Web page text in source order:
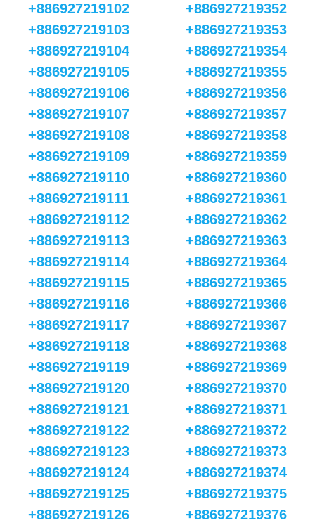
+886927219102
+886927219103
+886927219104
+886927219105
+886927219106
+886927219107
+886927219108
+886927219109
+886927219110
+886927219111
+886927219112
+886927219113
+886927219114
+886927219115
+886927219116
+886927219117
+886927219118
+886927219119
+886927219120
+886927219121
+886927219122
+886927219123
+886927219124
+886927219125
+886927219126
+886927219352
+886927219353
+886927219354
+886927219355
+886927219356
+886927219357
+886927219358
+886927219359
+886927219360
+886927219361
+886927219362
+886927219363
+886927219364
+886927219365
+886927219366
+886927219367
+886927219368
+886927219369
+886927219370
+886927219371
+886927219372
+886927219373
+886927219374
+886927219375
+886927219376